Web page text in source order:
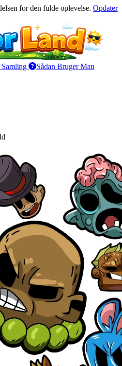
for den fulde oplevelse. Opdater
Sådan Bruger Man